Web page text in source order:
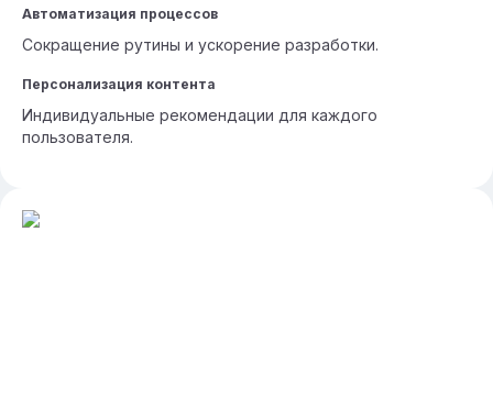
Автоматизация процессов
Сокращение рутины и ускорение разработки.
Персонализация контента
Индивидуальные рекомендации для каждого
пользователя.